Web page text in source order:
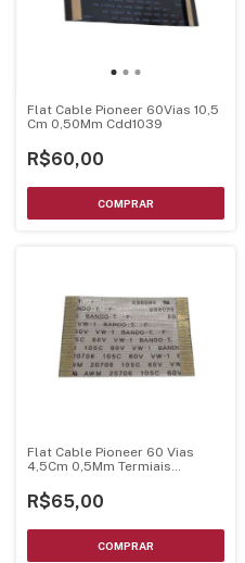
Flat Cable Pioneer 60Vias 10,5
Cm 0,50Mm Cdd1039
R$60,00
Flat Cable Pioneer 60 Vias
4,5Cm 0,5Mm Termiais
R$65,00